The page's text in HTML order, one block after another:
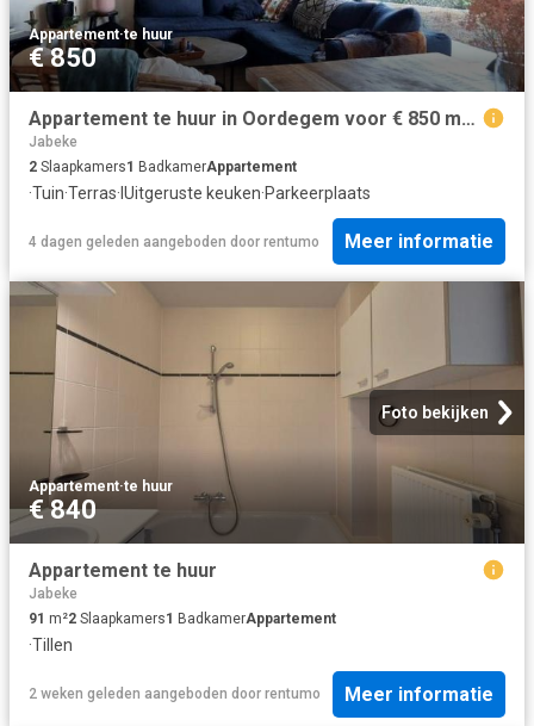
Appartement·te huur
€ 850
Appartement te huur in Oordegem voor € 850 met 2 slaapkamers
Jabeke
2 Slaapkamers1 BadkamerAppartement
·Tuin·Terras· IUitgeruste keuken·Parkeerplaats
4 dagen geleden aangeboden door rentumo Meer informatie
Foto bekijken
Appartement·te huur
€ 840
Appartement te huur
Jabeke
91 m²2 Slaapkamers1 BadkamerAppartement
·Tillen
2 weken geleden aangeboden door rentumo Meer informatie